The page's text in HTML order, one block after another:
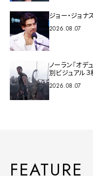
ジョー・ジョ
2026.08.07
ノーラン『オデ
別ビジュアル
2026.08.07
FEATURE